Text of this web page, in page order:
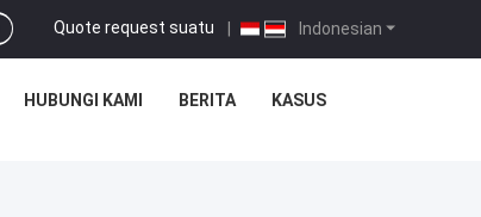
Indonesian
Quote request suatu |
HUBUNGI KAMI BERITA KASUS